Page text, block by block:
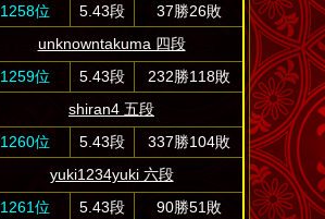
1258位
5.43段
37勝26敗
unknowntakuma 四段
1259位
5.43段
232勝118敗
shiran4 五段
1260位
5.43段
337勝104敗
yuki1234yuki 六段
1261位
5.43段
90勝51敗